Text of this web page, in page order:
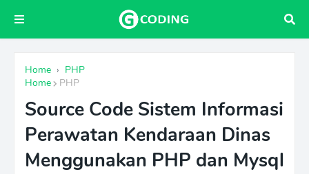
Home › PHP
Home
PHP
Source Code Sistem Informasi
Perawatan Kendaraan Dinas
Menggunakan PHP dan Mysql